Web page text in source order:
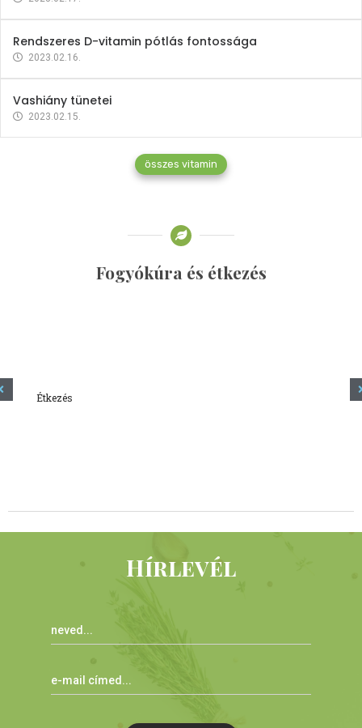
Rendszeres D-vitamin pótlás fontossága
2023.02.16.
Vashiány tünetei
2023.02.15.
összes vitamin
Fogyókúra és étkezés
Étkezés
Hírlevél